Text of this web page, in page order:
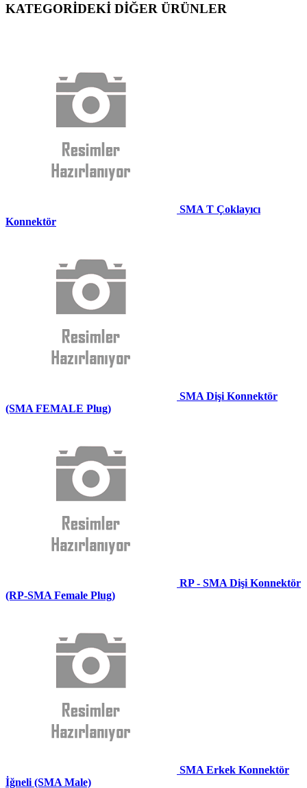
KATEGORİDEKİ DİĞER ÜRÜNLER
SMA T Çoklayıcı
Konnektör
SMA Dişi Konnektör
(SMA FEMALE Plug)
RP - SMA Dişi Konnektör
(RP-SMA Female Plug)
SMA Erkek Konnektör
İğneli (SMA Male)